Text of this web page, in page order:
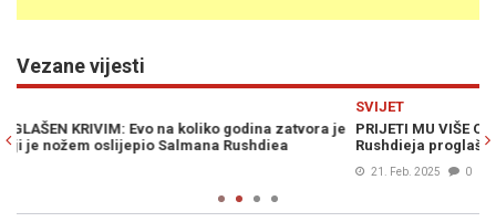
Vezane vijesti
PRIJETI MU VIŠE OD 20 GODINA ZATVORA: Napadač na Salmana
Rushdieja proglašen krivim za pokušaj ubistva